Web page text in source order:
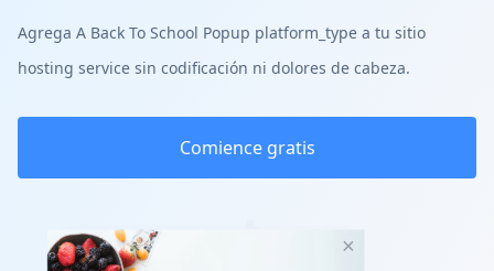
Agrega A Back To School Popup platform_type a tu sitio
hosting service sin codificación ni dolores de cabeza.
Comience gratis